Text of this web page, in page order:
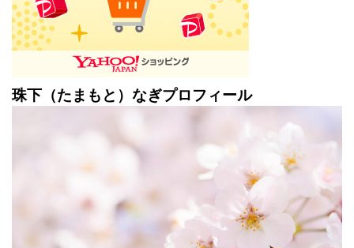
珠下（たまもと）なぎプロフィール